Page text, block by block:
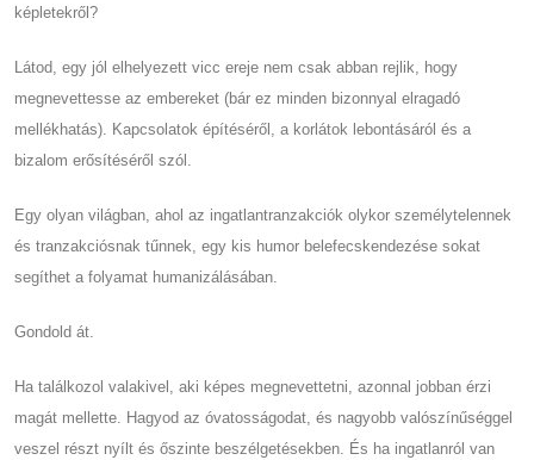
képletekről?
Látod, egy jól elhelyezett vicc ereje nem csak abban rejlik, hogy
megnevettesse az embereket (bár ez minden bizonnyal elragadó
mellékhatás). Kapcsolatok építéséről, a korlátok lebontásáról és a
bizalom erősítéséről szól.
Egy olyan világban, ahol az ingatlantranzakciók olykor személytelennek
és tranzakciósnak tűnnek, egy kis humor belefecskendezése sokat
segíthet a folyamat humanizálásában.
Gondold át.
Ha találkozol valakivel, aki képes megnevettetni, azonnal jobban érzi
magát mellette. Hagyod az óvatosságodat, és nagyobb valószínűséggel
veszel részt nyílt és őszinte beszélgetésekben. És ha ingatlanról van